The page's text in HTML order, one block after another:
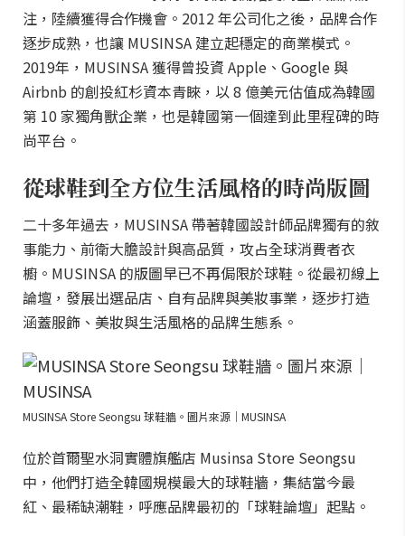
注，陸續獲得合作機會。2012 年公司化之後，品牌合作
逐步成熟，也讓 MUSINSA 建立起穩定的商業模式。
2019年，MUSINSA 獲得曾投資 Apple、Google 與
Airbnb 的創投紅杉資本青睞，以 8 億美元估值成為韓國
第 10 家獨角獸企業，也是韓國第一個達到此里程碑的時
尚平台。
從球鞋到全方位生活風格的時尚版圖
二十多年過去，MUSINSA 帶著韓國設計師品牌獨有的敘
事能力、前衛大膽設計與高品質，攻占全球消費者衣
櫥。MUSINSA 的版圖早已不再侷限於球鞋。從最初線上
論壇，發展出選品店、自有品牌與美妝事業，逐步打造
涵蓋服飾、美妝與生活風格的品牌生態系。
MUSINSA Store Seongsu 球鞋牆。圖片來源｜MUSINSA
位於首爾聖水洞實體旗艦店 Musinsa Store Seongsu
中，他們打造全韓國規模最大的球鞋牆，集結當今最
紅、最稀缺潮鞋，呼應品牌最初的「球鞋論壇」起點。